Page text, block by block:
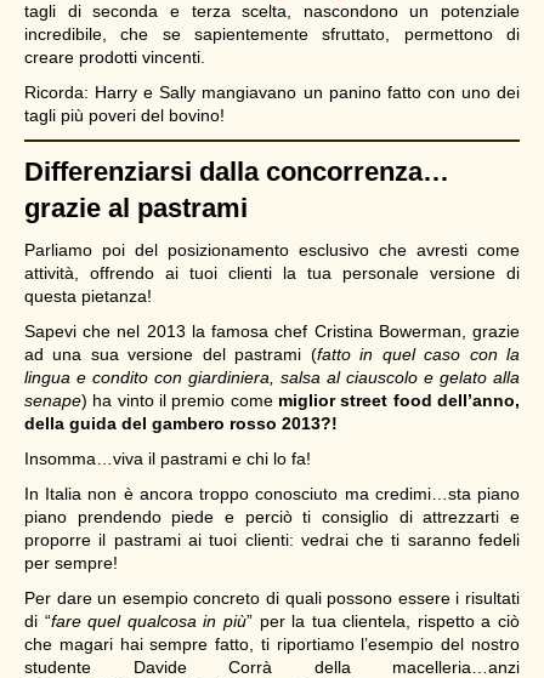
tagli di seconda e terza scelta, nascondono un potenziale
incredibile, che se sapientemente sfruttato, permettono di
creare prodotti vincenti.
Ricorda: Harry e Sally mangiavano un panino fatto con uno dei
tagli più poveri del bovino!
Differenziarsi dalla concorrenza…
grazie al pastrami
Parliamo poi del posizionamento esclusivo che avresti come
attività, offrendo ai tuoi clienti la tua personale versione di
questa pietanza!
Sapevi che nel 2013 la famosa chef Cristina Bowerman, grazie
ad una sua versione del pastrami (fatto in quel caso con la
lingua e condito con giardiniera, salsa al ciauscolo e gelato alla
senape) ha vinto il premio come miglior street food dell’anno,
della guida del gambero rosso 2013?!
Insomma…viva il pastrami e chi lo fa!
In Italia non è ancora troppo conosciuto ma credimi…sta piano
piano prendendo piede e perciò ti consiglio di attrezzarti e
proporre il pastrami ai tuoi clienti: vedrai che ti saranno fedeli
per sempre!
Per dare un esempio concreto di quali possono essere i risultati
di “fare quel qualcosa in più” per la tua clientela, rispetto a ciò
che magari hai sempre fatto, ti riportiamo l’esempio del nostro
studente Davide Corrà della macelleria…anzi